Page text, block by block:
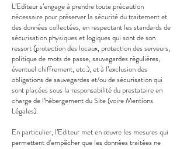
L’Editeur s’engage à prendre toute précaution
nécessaire pour préserver la sécurité du traitement et
des données collectées, en respectant les standards de
sécurisation physiques et logiques qui sont de son
ressort (protection des locaux, protection des serveurs,
politique de mots de passe, sauvegardes régulières,
éventuel chiffrement, etc.), et à l’exclusion des
obligations de sauvegardes et/ou de sécurisation qui
sont placées sous la responsabilité du prestataire en
charge de l’hébergement du Site (voire Mentions
Légales).
En particulier, l’Editeur met en œuvre les mesures qui
permettent d’empêcher que les données traitées ne